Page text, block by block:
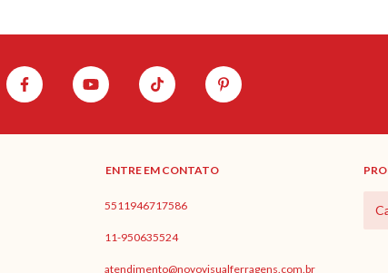
ENTRE EM CONTATO
5511946717586
11-950635524
atendimento@novovisualferragens.com.br